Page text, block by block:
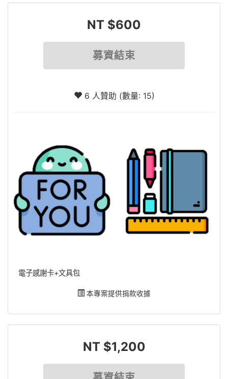
NT $600
募資結束
6 人贊助 (數量: 15)
電子感謝卡+文具包
本專案提供捐款收據
NT $1,200